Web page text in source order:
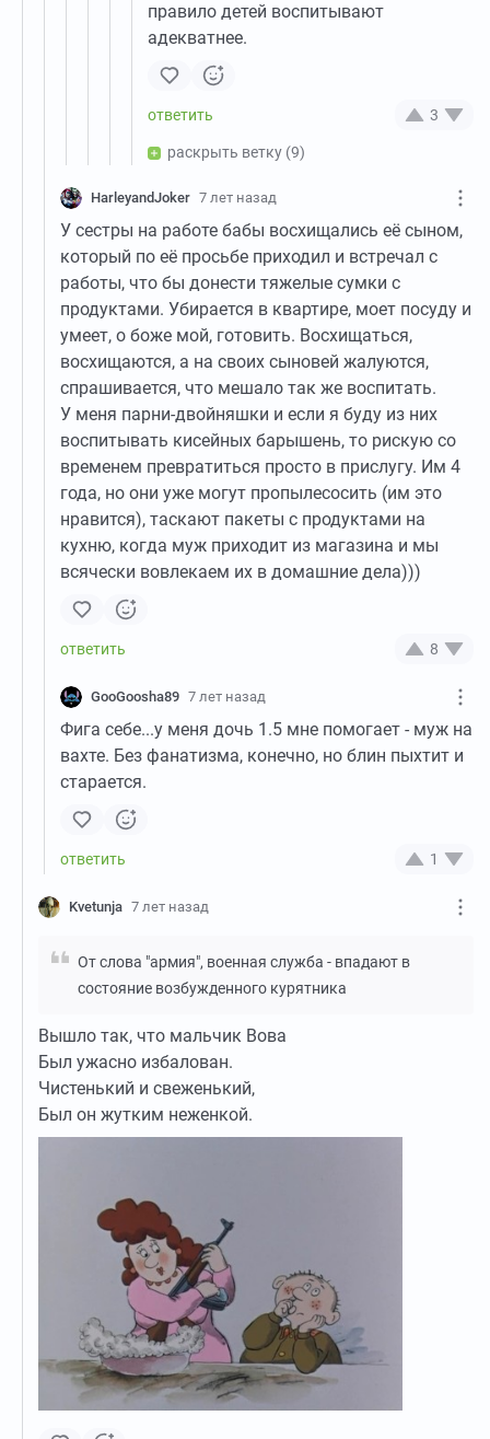
правило детей воспитывают
адекватнее.
3
раскрыть ветку (9)
HarleyandJoker 7 лет назад
У сестры на работе бабы восхищались её сыном,
который по её просьбе приходил и встречал с
работы, что бы донести тяжелые сумки с
продуктами. Убирается в квартире, моет посуду и
умеет, о боже мой, готовить. Восхищаться,
восхищаются, а на своих сыновей жалуются,
спрашивается, что мешало так же воспитать.
У меня парни-двойняшки и если я буду из них
воспитывать кисейных барышень, то рискую со
временем превратиться просто в прислугу. Им 4
года, но они уже могут пропылесосить (им это
нравится), таскают пакеты с продуктами на
кухню, когда муж приходит из магазина и мы
всячески вовлекаем их в домашние дела)))
8
GooGoosha89 7 лет назад
Фига себе...у меня дочь 1.5 мне помогает - муж на
вахте. Без фанатизма, конечно, но блин пыхтит и
старается.
1
Kvetunja 7 лет назад
От слова "армия", военная служба - впадают в
состояние возбужденного курятника
Вышло так, что мальчик Вова
Был ужасно избалован.
Чистенький и свеженький,
Был он жутким неженкой.